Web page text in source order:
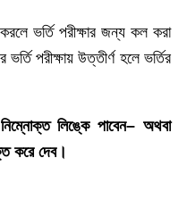
ভর্তি পরীক্ষার জন্য কল করা
পরীক্ষায় উত্তীর্ণ হলে ভর্তির
লিঙ্কে পাবেন– অথবা
করে দেব।